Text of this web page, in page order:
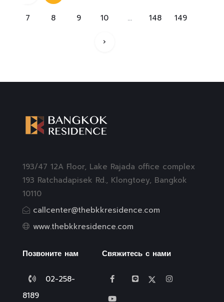
7 8 9 10 ... 148 149
›
193/47 12A Floor, Lake Rajada office complex
193 Ratchadapisek Rd., Klongtoey, Bangkok
10110
callcenter@thebkkresidence.com
www.thebkkresidence.com
Позвоните нам
02-258-
8189
Свяжитесь с нами